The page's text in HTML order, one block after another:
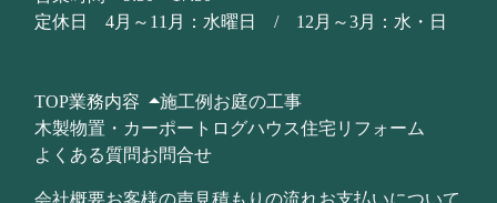
定休日 4月～11月：水曜日 / 12月～3月：水・日
TOP業務内容 施工例 お庭の工事
木製物置・カーポート ログハウス住宅リフォーム
よくある質問お問合せ